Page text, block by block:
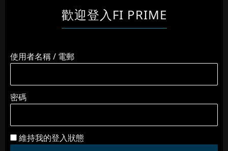
歡迎登入FI PRIME
使用者名稱 / 電郵
密碼
維持我的登入狀態